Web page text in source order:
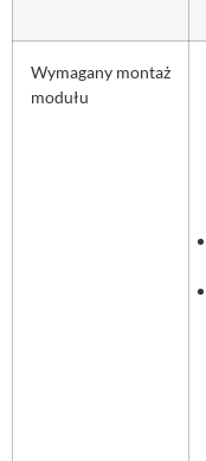
Wymagany montaż
modułu